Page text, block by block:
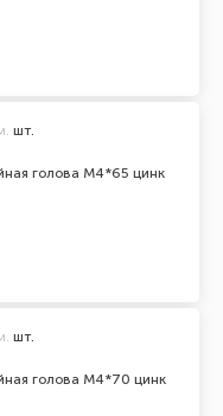
голова М4*65 цинк
шт.
голова М4*70 цинк
шт.